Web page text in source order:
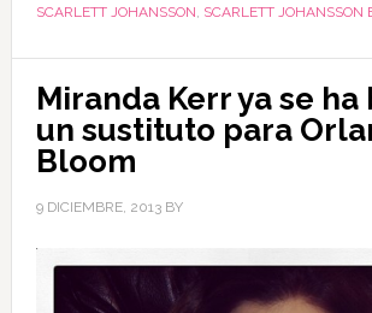
SCARLETT JOHANSSON, SCARLETT JOHANSSON
Miranda Kerr ya se ha
un sustituto para
Bloom
9 DICIEMBRE, 2013BY